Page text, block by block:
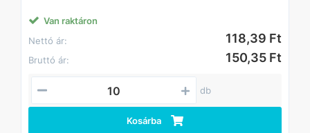
hosszú élettartamot garantál akár kültéri vagy nedves
Főbb jellemzők
• 9 mm-es szorítósáv – optimális stabilitást és nagy
szorítóerőt biztosít
• W2 rozsdamentes acél kivitel – korrózióálló, tartós,
időjárás- és vegyszerálló
• Csavaros rögzítés – egyszerű szerelhetőség, pontos
meghúzás
Van raktáron
Nettó ár:
118,39 Ft
Bruttó ár: 150,35 Ft
db
Kosárba